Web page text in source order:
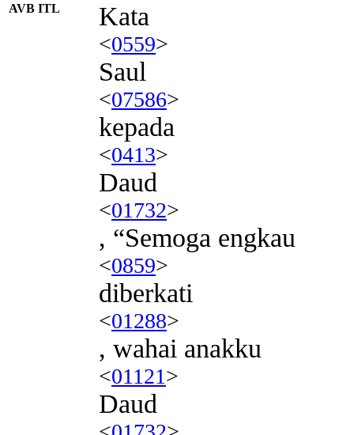
AVB ITL Kata
<0559>
Saul
<07586>
kepada
<0413>
Daud
<01732>
, “Semoga engkau
<0859>
diberkati
<01288>
, wahai anakku
<01121>
Daud